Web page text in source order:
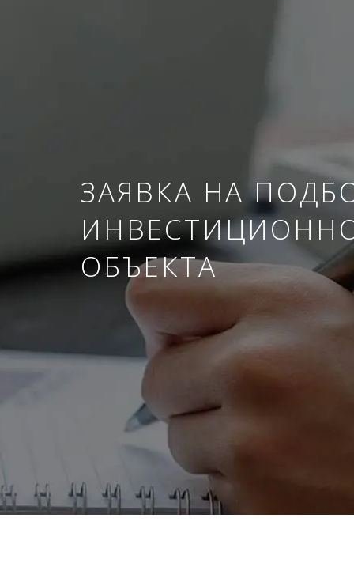
ЗАЯВКА НА
ОБЪЕКТА